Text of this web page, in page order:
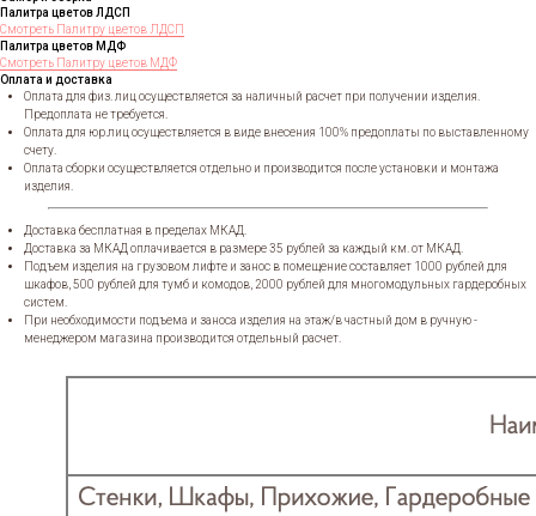
Палитра цветов ЛДСП
Смотреть Палитру цветов ЛДСП
Палитра цветов МДФ
Смотреть Палитру цветов МДФ
Оплата и доставка
Оплата для физ. лиц осуществляется за наличный расчет при получении изделия.
Предоплата не требуется.
Оплата для юр.лиц осуществляется в виде внесения 100% предоплаты по выставленному
счету.
Оплата сборки осуществляется отдельно и производится после установки и монтажа
изделия.
Доставка бесплатная в пределах МКАД.
Доставка за МКАД оплачивается в размере 35 рублей за каждый км. от МКАД.
Подъем изделия на грузовом лифте и занос в помещение составляет 1000 рублей для
шкафов, 500 рублей для тумб и комодов, 2000 рублей для многомодульных гардеробных
систем.
При необходимости подъема и заноса изделия на этаж/в частный дом в ручную -
менеджером магазина производится отдельный расчет.